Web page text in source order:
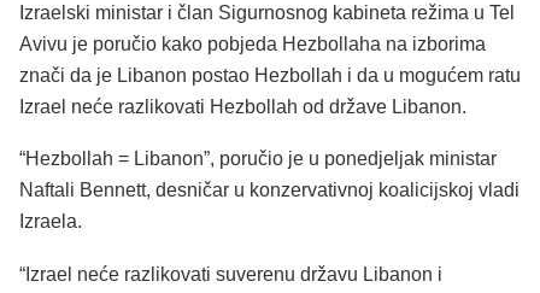
Izraelski ministar i član Sigurnosnog kabineta režima u Tel
Avivu je poručio kako pobjeda Hezbollaha na izborima
znači da je Libanon postao Hezbollah i da u mogućem ratu
Izrael neće razlikovati Hezbollah od države Libanon.
“Hezbollah = Libanon”, poručio je u ponedjeljak ministar
Naftali Bennett, desničar u konzervativnoj koalicijskoj vladi
Izraela.
“Izrael neće razlikovati suverenu državu Libanon i